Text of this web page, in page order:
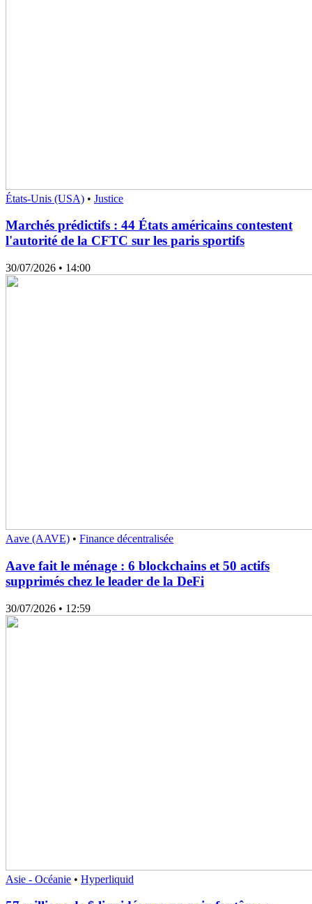
États-Unis (USA) • Justice
Marchés prédictifs : 44 États américains contestent
l'autorité de la CFTC sur les paris sportifs
30/07/2026 • 14:00
Aave (AAVE) • Finance décentralisée
Aave fait le ménage : 6 blockchains et 50 actifs
supprimés chez le leader de la DeFi
30/07/2026 • 12:59
Asie - Océanie • Hyperliquid